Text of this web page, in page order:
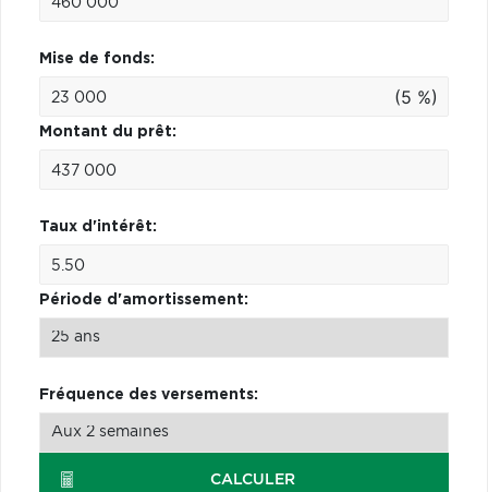
Mise de fonds:
(5 %)
Montant du prêt:
Taux d'intérêt:
Période d'amortissement:
Fréquence des versements:
CALCULER